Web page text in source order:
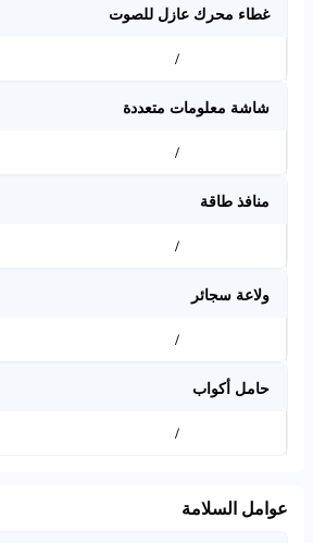
غطاء محرك عازل للصوت
/
شاشة معلومات متعددة
/
منافذ طاقة
/
ولاعة سجائر
/
حامل أكواب
/
عوامل السلامة